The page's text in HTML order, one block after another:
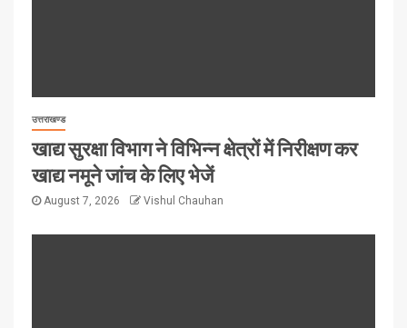
उत्तराखण्ड
खाद्य सुरक्षा विभाग ने विभिन्न क्षेत्रों में निरीक्षण कर
खाद्य नमूने जांच के लिए भेजें
August 7, 2026 Vishul Chauhan